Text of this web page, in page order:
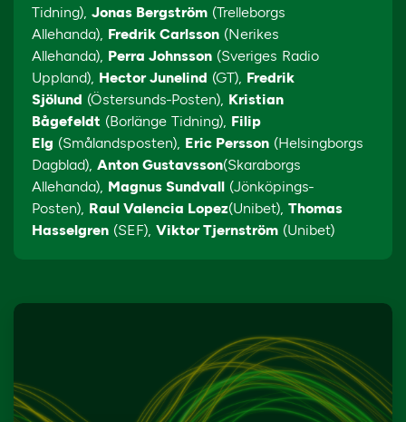
Tidning), Jonas Bergström (Trelleborgs
Allehanda), Fredrik Carlsson (Nerikes
Allehanda), Perra Johnsson (Sveriges Radio
Uppland), Hector Junelind (GT), Fredrik
Sjölund (Östersunds-Posten), Kristian
Bågefeldt (Borlänge Tidning), Filip
Elg (Smålandsposten), Eric Persson (Helsingborgs
Dagblad), Anton Gustavsson(Skaraborgs
Allehanda), Magnus Sundvall (Jönköpings-
Posten), Raul Valencia Lopez(Unibet), Thomas
Hasselgren (SEF), Viktor Tjernström (Unibet)